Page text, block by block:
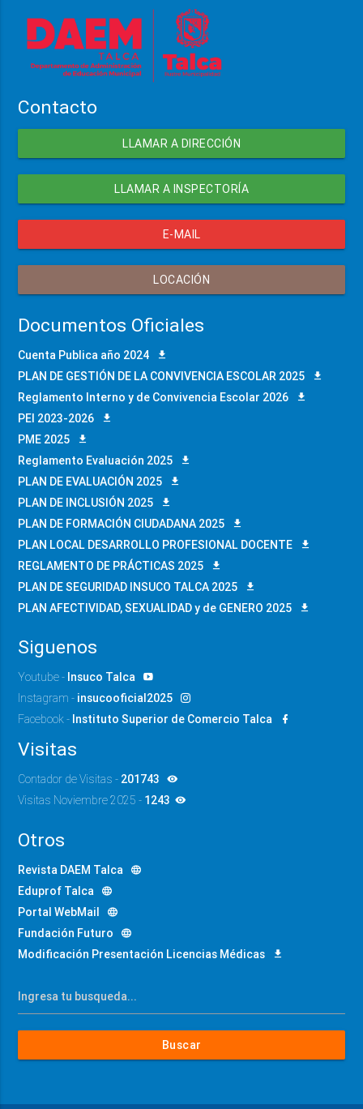
Contacto
LLAMAR A DIRECCIÓN
LLAMAR A INSPECTORÍA
E-MAIL
LOCACIÓN
Documentos Oficiales
Cuenta Publica año 2024
PLAN DE GESTIÓN DE LA CONVIVENCIA ESCOLAR 2025
Reglamento Interno y de Convivencia Escolar 2026
PEI 2023-2026
PME 2025
Reglamento Evaluación 2025
PLAN DE EVALUACIÓN 2025
PLAN DE INCLUSIÓN 2025
PLAN DE FORMACIÓN CIUDADANA 2025
PLAN LOCAL DESARROLLO PROFESIONAL DOCENTE
REGLAMENTO DE PRÁCTICAS 2025
PLAN DE SEGURIDAD INSUCO TALCA 2025
PLAN AFECTIVIDAD, SEXUALIDAD y de GENERO 2025
Siguenos
Youtube - Insuco Talca
Instagram - insucooficial2025
Facebook - Instituto Superior de Comercio Talca
Visitas
Contador de Visitas - 201743
Visitas Noviembre 2025 - 1243
Otros
Revista DAEM Talca
Eduprof Talca
Portal WebMail
Fundación Futuro
Modificación Presentación Licencias Médicas
Buscar